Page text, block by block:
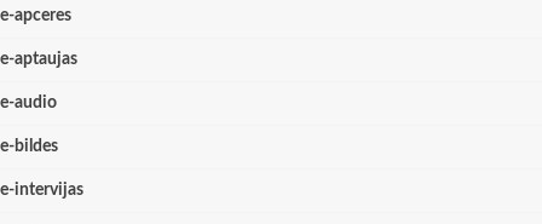
e-apceres
e-aptaujas
e-audio
e-bildes
e-intervijas